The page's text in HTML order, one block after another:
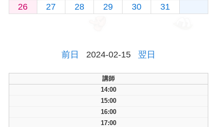
26
27 28 29 30 31
前日 2024-02-15 翌日
講師
14:00
15:00
16:00
17:00